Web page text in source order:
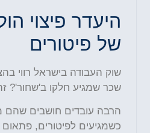
היעדר פיצוי
של פיטורים
שוק העבודה בישראל רווי
שכר שמגיע חלקו ב'שחור'? זה
הרבה עובדים חושבים שהם
כשמגיעים לפיטורים, פתאום